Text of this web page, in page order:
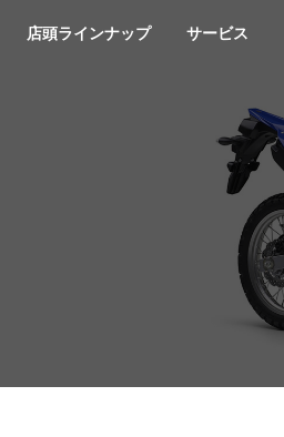
YSP沼津店頭ラインナップ サービス